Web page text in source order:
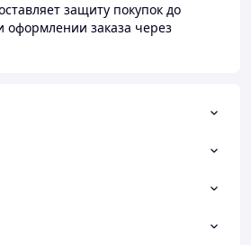
защиту покупок до
оформлении заказа через